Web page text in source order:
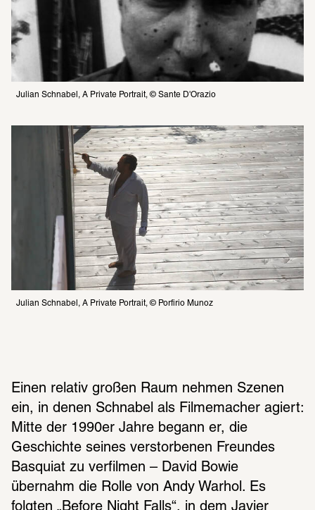
Julian Schnabel, A Private Portrait, © Sante D'Orazio
Julian Schnabel, A Private Portrait, © Porfirio Munoz
Einen relativ großen Raum nehmen Szenen
ein, in denen Schnabel als Filmemacher agiert:
Mitte der 1990er Jahre begann er, die
Geschichte seines verstorbenen Freundes
Basquiat zu verfilmen – David Bowie
übernahm die Rolle von Andy Warhol. Es
folgten „Before Night Falls“, in dem Javier